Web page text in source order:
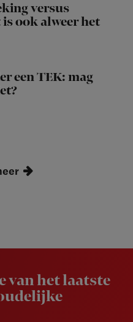
versus
ook alweer het
een TEK: mag
van het laatste